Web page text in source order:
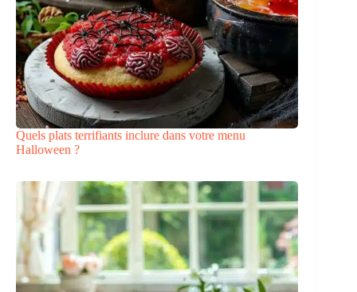
Quels plats terrifiants inclure dans votre menu
Halloween ?